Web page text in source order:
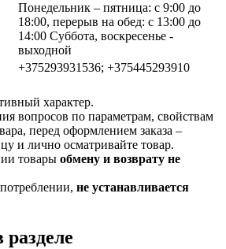
Понедельник – пятница: с 9:00 до
18:00, перерыв на обед: с 13:00 до
14:00 Суббота, воскресенье -
выходной
+375293931536; +375445293910
характер.
вопросов по параметрам, свойствам
перед оформлением заказа –
и лично осматривайте товар.
товары обмену и возврату не
не устанавливается